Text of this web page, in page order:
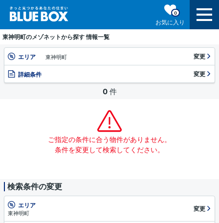
お気に入り
0
東神明町のメゾネットから探す 情報一覧
エリア 東神明町 変更
詳細条件 変更
0 件
ご指定の条件に合う物件がありません。
条件を変更して検索してください。
検索条件の変更
エリア
東神明町
変更